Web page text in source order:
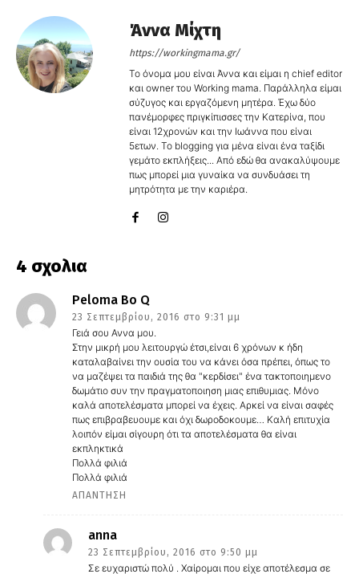
Άννα Μίχτη
https://workingmama.gr/
Το όνομα μου είναι Άννα και είμαι η chief editor
και owner του Working mama. Παράλληλα είμαι
σύζυγος και εργαζόμενη μητέρα. Έχω δύο
πανέμορφες πριγκίπισσες την Κατερίνα, που
είναι 12χρονών και την Ιωάννα που είναι
5ετων. Το blogging για μένα είναι ένα ταξίδι
γεμάτο εκπλήξεις... Από εδώ θα ανακαλύψουμε
πως μπορεί μια γυναίκα να συνδυάσει τη
μητρότητα με την καριέρα.
4 σχολια
Peloma Bo Q
23 Σεπτεμβρίου, 2016 στο 9:31 μμ
Γειά σου Αννα μου.
Στην μικρή μου λειτουργώ έτσι,είναι 6 χρόνων κ ήδη
καταλαβαίνει την ουσία του να κάνει όσα πρέπει, όπως το
να μαζέψει τα παιδιά της θα "κερδίσει" ένα τακτοποιημενο
δωμάτιο συν την πραγματοποιηση μιας επιθυμιας. Μόνο
καλά αποτελέσματα μπορεί να έχεις. Αρκεί να είναι σαφές
πως επιβραβευουμε και όχι δωροδοκουμε… Καλή επιτυχία
λοιπόν είμαι σίγουρη ότι τα αποτελέσματα θα είναι
εκπληκτικά
Πολλά φιλιά
Πολλά φιλιά
ΑΠΆΝΤΗΣΗ
anna
23 Σεπτεμβρίου, 2016 στο 9:50 μμ
Σε ευχαριστώ πολύ . Χαίρομαι που είχε αποτέλεσμα σε